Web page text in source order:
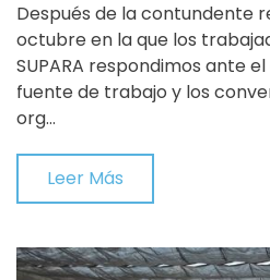
Después de la contundente
octubre en la que los
SUPARA respondimos ante
fuente de trabajo y los
org…
Leer Más